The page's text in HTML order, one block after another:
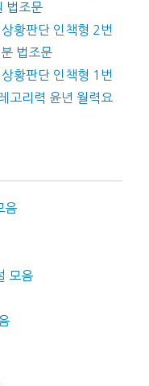
법조문
황판단 인책형 2번
법조문
황판단 인책형 1번
고리력 윤년 월력요
음
모음